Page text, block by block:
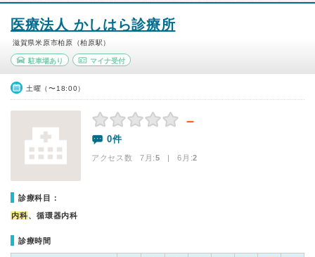
医療法人 かしはら診療所
滋賀県米原市柏原（柏原駅）
駐車場あり マイナ受付
土曜（〜18:00）
－
0件
アクセス数 7月:5 | 6月:2
診療科目：
内科、循環器内科
診療時間